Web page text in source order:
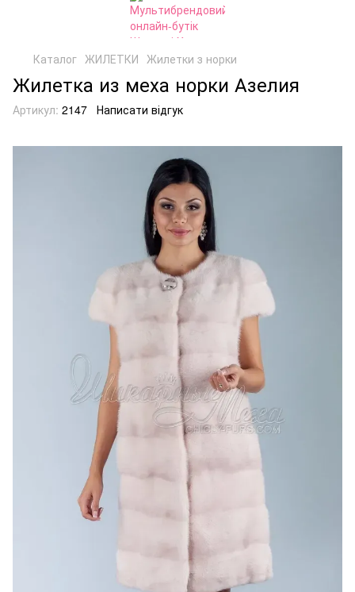
Каталог ЖИЛЕТКИ Жилетки з норки
Жилетка из меха норки Азелия
Артикул: 2147 Написати відгук